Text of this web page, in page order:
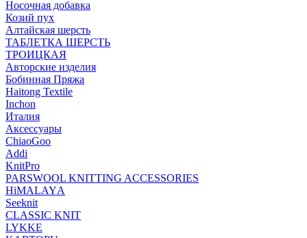
Носочная добавка
Козий пух
Алтайская шерсть
ТАБЛЕTКА ШЕРСТЬ
ТРОИЦКАЯ
Авторские изделия
Бобинная Пряжа
Haitong Textilе
Inchon
Италия
Аксессуары
ChiaoGoo
Addi
KnitPro
PARSWOOL KNITTING ACCESSORIES
HiMALAYА
Seeknit
CLASSIC KNIT
LYKKE